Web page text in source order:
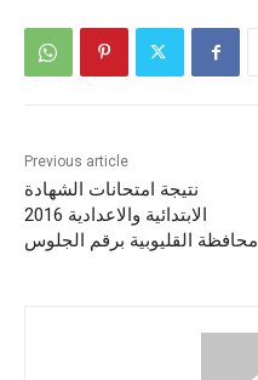
Previous article
نتيجة امتحانات الشهادة
الابتدائية والاعدادية 2016
محافظة القليوبية برقم الجلوس